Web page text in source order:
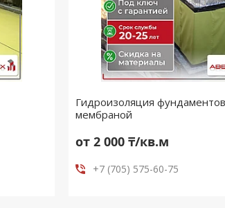
Гидроизоляция
мембраной
от 2 000 ₸/кв.м
+7 (705) 575-60-75